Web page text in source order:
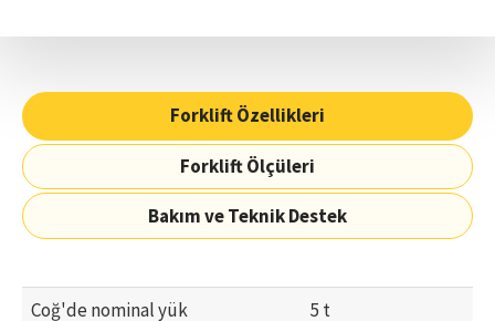
Forklift Özellikleri
Forklift Ölçüleri
Bakım ve Teknik Destek
Coğ'de nominal yük
5 t